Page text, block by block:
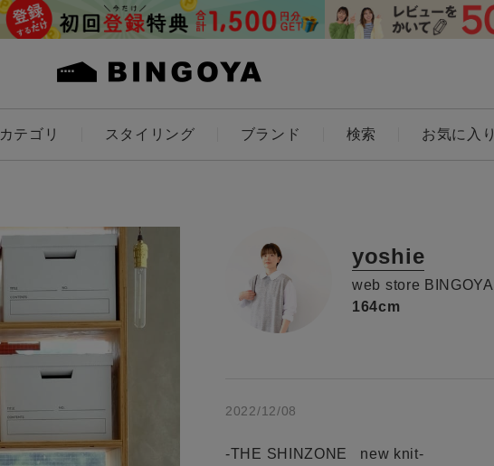
カテゴリ スタイリング ブランド 検索 お気に入り
アイテムを探す
KIDS
yoshie
web store BINGOYA
164cm
2022/12/08
-THE SHINZONE   new knit-